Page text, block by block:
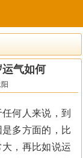
运气如何
何人来说，到
多方面的，比
，再比如说运